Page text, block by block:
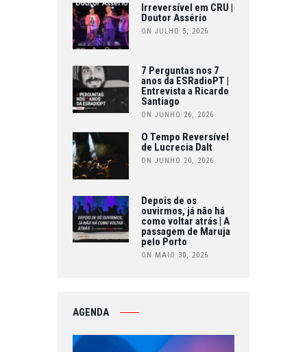
Irreversível em CRU |
Doutor Assério
ON JULHO 5, 2026
7 Perguntas nos 7
anos da ESRadioPT |
Entrevista a Ricardo
Santiago
ON JUNHO 26, 2026
O Tempo Reversível
de Lucrecia Dalt
ON JUNHO 20, 2026
Depois de os
ouvirmos, já não há
como voltar atrás | A
passagem de Maruja
pelo Porto
ON MAIO 30, 2026
AGENDA